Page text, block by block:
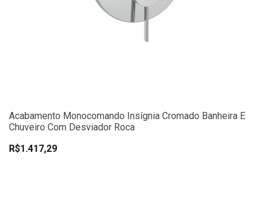
Acabamento Monocomando Insígnia Cromado Banheira E
Chuveiro Com Desviador Roca
R$1.417,29